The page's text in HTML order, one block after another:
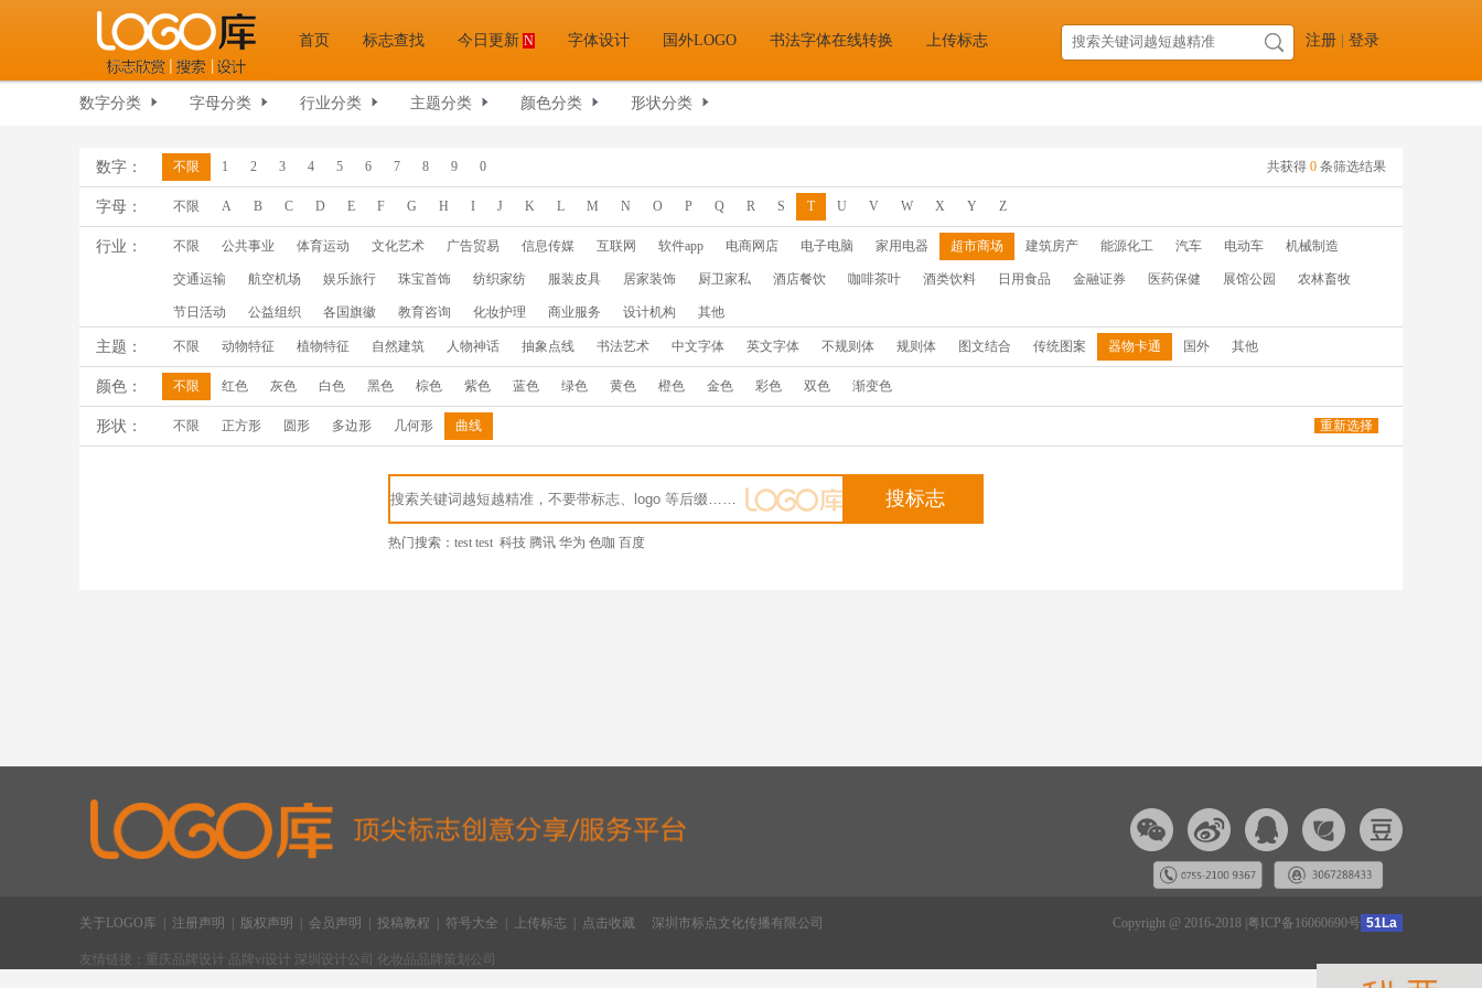
首页 标志查找 今日更新 N 字体设计 国外LOGO 书法字体在线转换 上传标志 注册 登录
数字分类 字母分类 行业分类 主题分类 颜色分类 形状分类
数字： 不限 1 2 3 4 5 6 7 8 9 0 共获得 0 条筛选结果
字母： 不限 A B C D E F G H I J K L M N O P Q R S T U V W X Y Z
行业： 不限 公共事业 体育运动 文化艺术 广告贸易 信息传媒 互联网 软件app 电商网店 电子电脑 家用电器 超市商场 建筑房产 能源化工 汽车 电动车 机械制造
交通运输 航空机场 娱乐旅行 珠宝首饰 纺织家纺 服装皮具 居家装饰 厨卫家私 酒店餐饮 咖啡茶叶 酒类饮料 日用食品 金融证券 医药保健 展馆公园 农林畜牧
节日活动 公益组织 各国旗徽 教育咨询 化妆护理 商业服务 设计机构 其他
主题： 不限 动物特征 植物特征 自然建筑 人物神话 抽象点线 书法艺术 中文字体 英文字体 不规则体 规则体 图文结合 传统图案 器物卡通 国外 其他
颜色： 不限 红色 灰色 白色 黑色 棕色 紫色 蓝色 绿色 黄色 橙色 金色 彩色 双色 渐变色
形状： 不限 正方形 圆形 多边形 几何形 曲线 重新选择
热门搜索： test test 科技 腾讯 华为 色咖 百度
Copyright @ 2016-2018 | 粤ICP备16060690号 51La
关于LOGO库 注册声明 版权声明 会员声明 投稿教程 符号大全 上传标志 点击收藏 深圳市标点文化传播有限公司
友情链接： 重庆品牌设计 品牌vi设计 深圳设计公司 化妆品品牌策划公司